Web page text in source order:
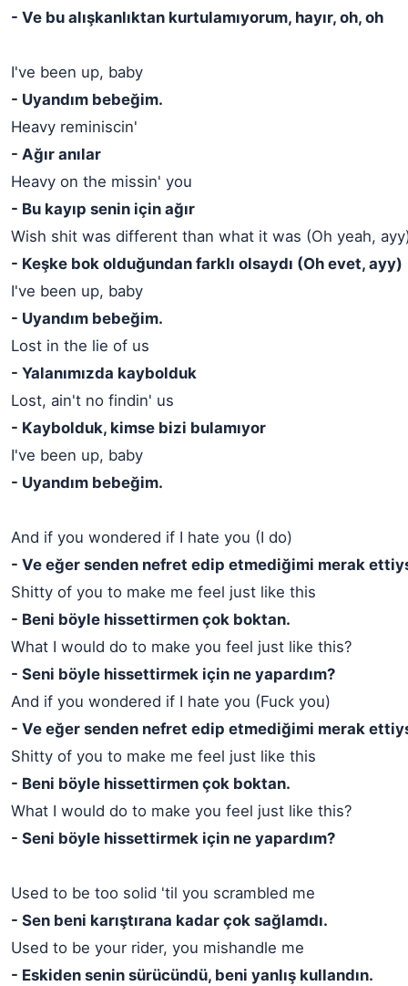
- Ve bu alışkanlıktan kurtulamıyorum, hayır, oh, oh
I've been up, baby
- Uyandım bebeğim.
Heavy reminiscin'
- Ağır anılar
Heavy on the missin' you
- Bu kayıp senin için ağır
Wish shit was different than what it was (Oh yeah,
- Keşke bok olduğundan farklı olsaydı (Oh evet, ayy)
I've been up, baby
- Uyandım bebeğim.
Lost in the lie of us
- Yalanımızda kaybolduk
Lost, ain't no findin' us
- Kaybolduk, kimse bizi bulamıyor
I've been up, baby
- Uyandım bebeğim.
And if you wondered if I hate you (I do)
- Ve eğer senden nefret edip etmediğimi merak
Shitty of you to make me feel just like this
- Beni böyle hissettirmen çok boktan.
What I would do to make you feel just like this?
- Seni böyle hissettirmek için ne yapardım?
And if you wondered if I hate you (Fuck you)
- Ve eğer senden nefret edip etmediğimi merak
Shitty of you to make me feel just like this
- Beni böyle hissettirmen çok boktan.
What I would do to make you feel just like this?
- Seni böyle hissettirmek için ne yapardım?
Used to be too solid 'til you scrambled me
- Sen beni karıştırana kadar çok sağlamdı.
Used to be your rider, you mishandle me
- Eskiden senin sürücündü, beni yanlış kullandın.